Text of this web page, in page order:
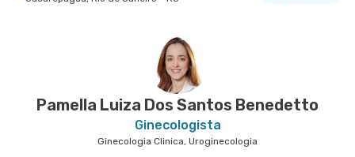
Pamella Luiza Dos Santos Benedetto
Ginecologista
Ginecologia Clinica, Uroginecologia